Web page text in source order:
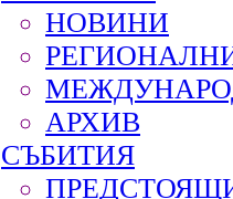
НОВИНИ
АРХИВ
СЪБИТИЯ